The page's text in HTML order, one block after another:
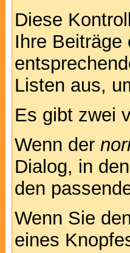
Diese
Ihre
Listen aus,
Es gibt zwei
Wenn der
Dialog, in
den
Wenn Sie
eines